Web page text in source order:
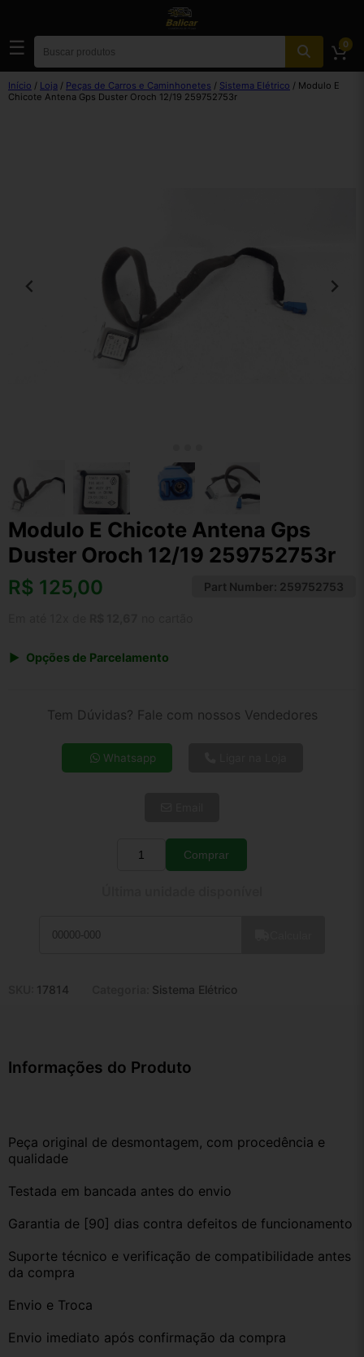
☰ 0
Início / Loja / Peças de Carros e Caminhonetes / Sistema Elétrico / Modulo E
Chicote Antena Gps Duster Oroch 12/19 259752753r
Modulo E Chicote Antena Gps
Duster Oroch 12/19 259752753r
R$ 125,00 Part Number: 259752753
Opções de Parcelamento
4x de R$ 34,64
5x de R$ 28,08
Tem Dúvidas? Fale com nossos Vendedores
Whatsapp
Quantidade
Comprar
17814 Sistema Elétrico
Informações do Produto
Peça original de desmontagem, com procedência e
qualidade
Testada em bancada antes do envio
Garantia de [90] dias contra defeitos de funcionamento
Suporte técnico e verificação de compatibilidade antes
da compra
Envio e Troca
Envio imediato após confirmação da compra